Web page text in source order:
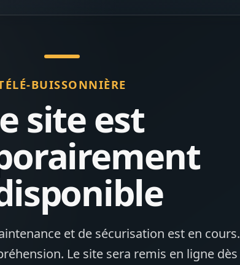
BUISSONNIÈRE
site est
et de sécurisation est en cours.
Le site sera remis en ligne dès